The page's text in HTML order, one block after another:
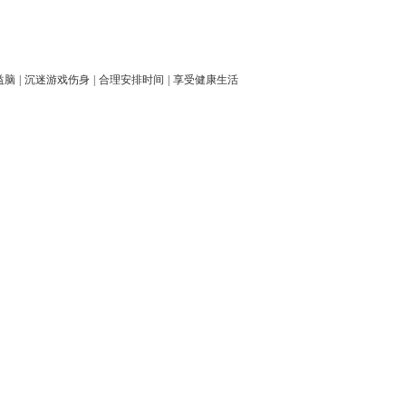
脑 沉迷游戏伤身 合理安排时间
享受健康生活